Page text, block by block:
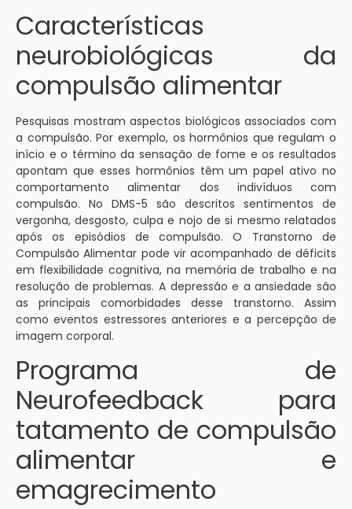
Características
neurobiológicas da
compulsão alimentar
Pesquisas mostram aspectos biológicos associados com
a compulsão. Por exemplo, os hormônios que regulam o
início e o término da sensação de fome e os resultados
apontam que esses hormônios têm um papel ativo no
comportamento alimentar dos indivíduos com
compulsão. No DMS-5 são descritos sentimentos de
vergonha, desgosto, culpa e nojo de si mesmo relatados
após os episódios de compulsão. O Transtorno de
Compulsão Alimentar pode vir acompanhado de déficits
em flexibilidade cognitiva, na memória de trabalho e na
resolução de problemas. A depressão e a ansiedade são
as principais comorbidades desse transtorno. Assim
como eventos estressores anteriores e a percepção de
imagem corporal.
Programa de
Neurofeedback para
tatamento de compulsão
alimentar e
emagrecimento